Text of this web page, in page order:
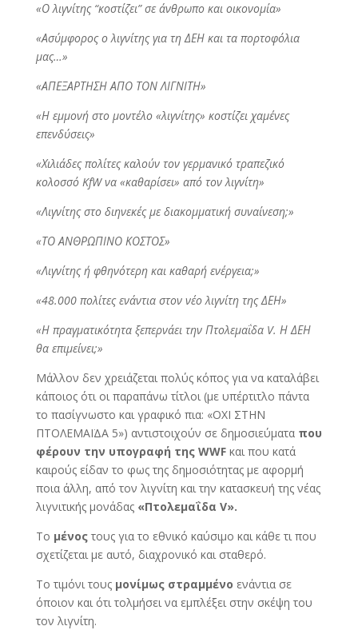
«Ο λιγνίτης “κοστίζει” σε άνθρωπο και οικονομία»
«Ασύμφορος ο λιγνίτης για τη ΔΕΗ και τα πορτοφόλια
μας…»
«ΑΠΕΞΑΡΤΗΣΗ ΑΠΟ ΤΟΝ ΛΙΓΝΙΤΗ»
«Η εμμονή στο μοντέλο «λιγνίτης» κοστίζει χαμένες
επενδύσεις»
«Χιλιάδες πολίτες καλούν τον γερμανικό τραπεζικό
κολοσσό KfW να «καθαρίσει» από τον λιγνίτη»
«Λιγνίτης στο διηνεκές με διακομματική συναίνεση;»
«ΤΟ ΑΝΘΡΩΠΙΝΟ ΚΟΣΤΟΣ»
«Λιγνίτης ή φθηνότερη και καθαρή ενέργεια;»
«48.000 πολίτες ενάντια στον νέο λιγνίτη της ΔΕΗ»
«Η πραγματικότητα ξεπερνάει την Πτολεμαΐδα V. Η ΔΕΗ
θα επιμείνει;»
Μάλλον δεν χρειάζεται πολύς κόπος για να καταλάβει
κάποιος ότι οι παραπάνω τίτλοι (με υπέρτιτλο πάντα
το πασίγνωστο και γραφικό πια: «ΟΧΙ ΣΤΗΝ
ΠΤΟΛΕΜΑΪΔΑ 5») αντιστοιχούν σε δημοσιεύματα που
φέρουν την υπογραφή της WWFκαι που κατά
καιρούς είδαν το φως της δημοσιότητας με αφορμή
ποια άλλη, από τον λιγνίτη και την κατασκευή της νέας
λιγνιτικής μονάδας «Πτολεμαΐδα V».
Το μένοςτους για το εθνικό καύσιμο και κάθε τι που
σχετίζεται με αυτό, διαχρονικό και σταθερό.
Το τιμόνι τους μονίμως στραμμένο ενάντια σε
όποιον και ότι τολμήσει να εμπλέξει στην σκέψη του
τον λιγνίτη.